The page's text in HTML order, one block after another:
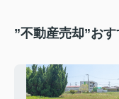
”不動産売却”お